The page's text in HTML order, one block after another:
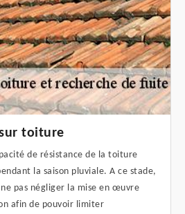
toiture
de résistance de la toiture
la saison pluviale. A ce stade,
pas négliger la mise en œuvre
afin de pouvoir limiter